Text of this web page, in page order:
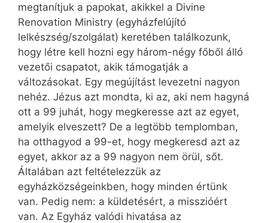
megtanítjuk a papokat, akikkel a Divine
Renovation Mi­nistry (egyházfelújító
lelkészség/szolgálat) keretében találkozunk,
hogy létre kell hozni egy három-négy főből álló
vezetői csapatot, akik támogatják a
változásokat. Egy megújítást levezetni nagyon
nehéz. Jézus azt mondta, ki az, aki nem hagyná
ott a 99 juhát, hogy megkeresse azt az egyet,
amelyik elveszett? De a legtöbb templomban,
ha otthagyod a 99-et, hogy megkeresd azt az
egyet, akkor az a 99 nagyon nem örül, sőt.
Általában azt feltételezzük az
egyházközségeinkben, hogy minden értünk
van. Pedig nem: a küldetésért, a misszióért
van. Az Egyház valódi hivatása az